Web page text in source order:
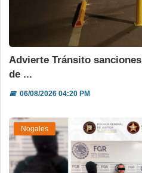
Advierte Tránsito
de ...
📅06/08/2026 04:20 PM
Nogales